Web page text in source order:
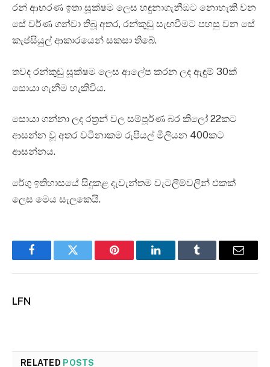
රන් ආභරණ ඉතා සූක්ෂම ලෙස හඳුනාගැනීඹට නොහැකි වන
සේ වර්ණ ගන්වා තිබූ අතර, රන්කුඩු සැඟවීමට පහසු වන සේ
කැප්සියුල් ආකාරයෙන් සකසා තිබේ.
තවද රන්කුඩු සූක්ෂම ලෙස ආලේප කරන ලද ඇඳුම් 30ක්
සොයා ගැනීම හැකිවිය.
සොයා ගන්නා ලද රත්‍රන් වල සම්පූර්ණ බර කිලෝ 22කට
ආසන්න වූ අතර වටිනාකම රුපියල් මිලියන 400කට
ආසන්නය.
රේගු ඉතිහාසයේ සිදුකළ දැවැන්තම වැටලීම්වලින් එකක්
ලෙස මෙය සැලකෙයි.
FacebookTwitter Pinterest LinkedInTumblr Email
LFN
RELATED POSTS